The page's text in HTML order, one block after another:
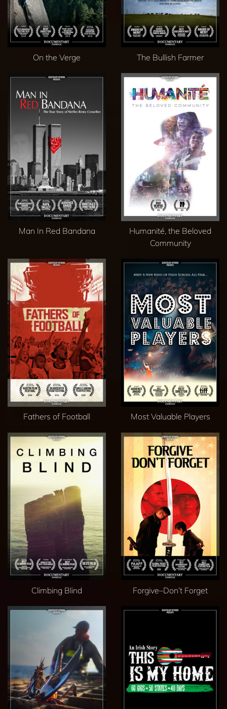
On the Verge The Bullish Farmer
Man In Red Bandana
Humanité, the Beloved
Community
Fathers of Football Most Valuable Players
Climbing Blind Forgive–Don’t Forget